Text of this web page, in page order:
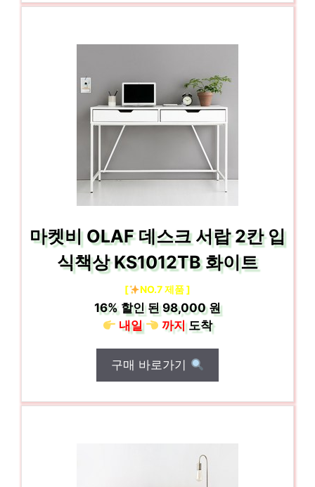
마켓비 OLAF 데스크 서랍 2칸 입
식책상 KS1012TB 화이트
[ NO.7 제품 ]
16%할인 된98,000 원
내일
까지도착
구매 바로가기